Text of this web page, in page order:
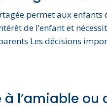
permet aux
de l’enfant et
Les décisions
à l’amiable